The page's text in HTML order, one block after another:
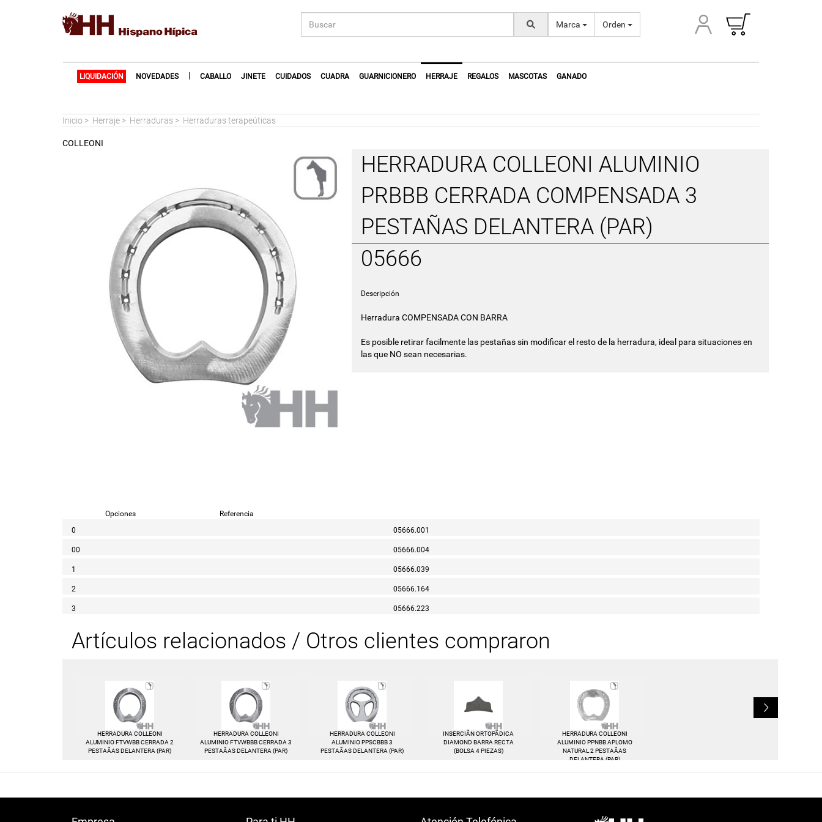
Marca Orden
LIQUIDACIÓN NOVEDADES | CABALLO JINETE CUIDADOS CUADRA GUARNICIONERO HERRAJE REGALOS MASCOTAS GANADO
Inicio > Herraje > Herraduras > Herraduras terapeúticas
COLLEONI
HERRADURA COLLEONI ALUMINIO
PRBBB CERRADA COMPENSADA 3
PESTAÑAS DELANTERA (PAR)
05666
Descripción
Herradura COMPENSADA CON BARRA
Es posible retirar facilmente las pestañas sin modificar el resto de la herradura, ideal para situaciones en
las que NO sean necesarias.
Opciones
Referencia
0
05666.001
00 05666.004
1 05666.039
2 05666.164
3 05666.223
Artículos relacionados / Otros clientes compraron
HERRADURA COLLEONI
ALUMINIO FTVWBB CERRADA 2
PESTAÃAS DELANTERA (PAR)
HERRADURA COLLEONI
ALUMINIO FTVWBBB CERRADA 3
PESTAÃAS DELANTERA (PAR)
HERRADURA COLLEONI
ALUMINIO PPSCBBB 3
PESTAÃAS DELANTERA (PAR)
INSERCIÃN ORTOPÃDICA
DIAMOND BARRA RECTA
(BOLSA 4 PIEZAS)
HERRADURA COLLEONI
ALUMINIO PPNBB APLOMO
NATURAL 2 PESTAÃAS
DELANTERA (PAR)
L